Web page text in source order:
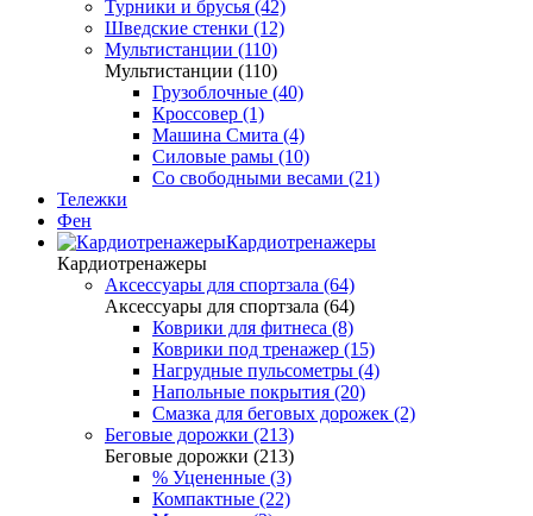
Турники и брусья (42)
Шведские стенки (12)
Мультистанции (110)
Мультистанции (110)
Грузоблочные (40)
Кроссовер (1)
Машина Смита (4)
Силовые рамы (10)
Со свободными весами (21)
Тележки
Фен
Кардиотренажеры
Кардиотренажеры
Аксессуары для спортзала (64)
Аксессуары для спортзала (64)
Коврики для фитнеса (8)
Коврики под тренажер (15)
Нагрудные пульсометры (4)
Напольные покрытия (20)
Смазка для беговых дорожек (2)
Беговые дорожки (213)
Беговые дорожки (213)
% Уцененные (3)
Компактные (22)